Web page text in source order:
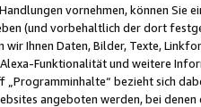
vornehmen, können Sie
(und vorbehaltlich der dort
wir Ihnen Daten, Bilder, Texte,
Funktionalität und weitere
bezieht sich
angeboten werden, bei